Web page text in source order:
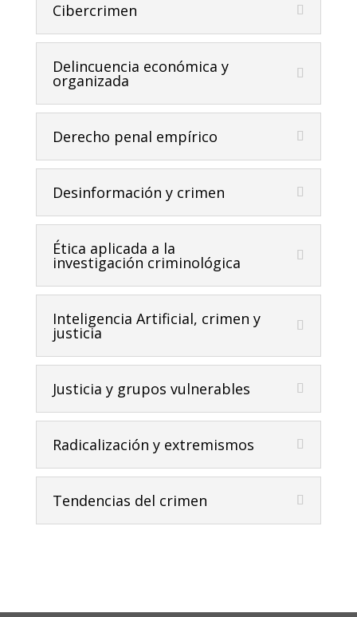
Cibercrimen
Delincuencia económica y
organizada
Derecho penal empírico
Desinformación y crimen
Ética aplicada a la
investigación criminológica
Inteligencia Artificial, crimen y
justicia
Justicia y grupos vulnerables
Radicalización y extremismos
Tendencias del crimen